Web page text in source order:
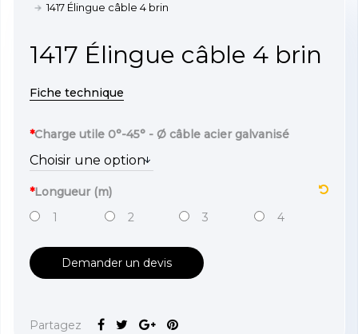
1417 Élingue câble 4 brin
1417 Élingue câble 4 brin
Fiche technique
*Charge utile 0°-45° - Ø câble acier galvanisé
*Longueur (m)
1
2 3 4
Demander un devis
Partagez